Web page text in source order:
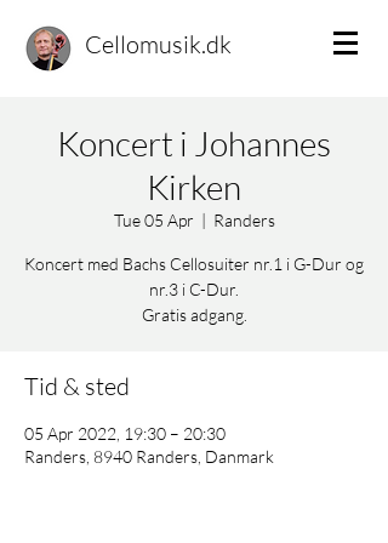
Cellomusik.dk
Koncert i Johannes
Kirken
Tue 05 Apr
  |
Randers
Koncert med Bachs Cellosuiter nr.1 i G-Dur og
nr.3 i C-Dur.
Gratis adgang.
Tid & sted
05 Apr 2022, 19:30 – 20:30
Randers, 8940 Randers, Danmark